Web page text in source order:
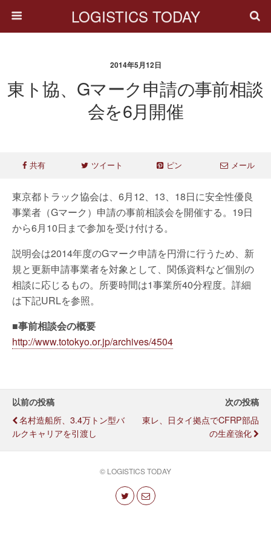
LOGISTICS TODAY
2014年5月12日
東ト協、Gマーク申請の事前相談
会を6月開催
共有 ツイート ピン メール
東京都トラック協会は、6月12、13、18日に安全性優良
事業者（Gマーク）申請の事前相談会を開催する。19日
から6月10日まで参加を受け付ける。
説明会は2014年度のGマーク申請を円滑に行うため、新
規と更新申請事業者を対象として、関係資料など個別の
相談に応じるもの。所要時間は1事業所40分程度。詳細
は下記URLを参照。
■事前相談会の概要
http://www.totokyo.or.jp/archives/4504
以前の投稿
名村造船所、3.4万トン型バ
ルクキャリアを引渡し
次の投稿
東レ、日タイ拠点でCFRP部品
の生産強化
© LOGISTICS TODAY